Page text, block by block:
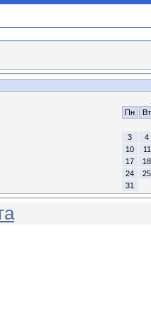
Пн
Вт
3
4
10
11
17
18
24
25
31